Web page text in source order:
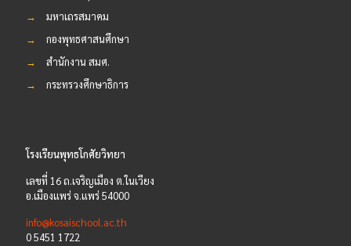
→
มหาเถรสมาคม
→
กองพุทธศาสนศึกษา
→
สำนักงาน สมศ.
→
กระทรวงศึกษาธิการ
โรงเรียนพุทธโกศัยวิทยา
เลขที่ 16 ถ.เจริญเมือง ต.ในเวียง
อ.เมืองแพร่ จ.แพร่ 54000
info@kosaischool.ac.th
0 5451 1722